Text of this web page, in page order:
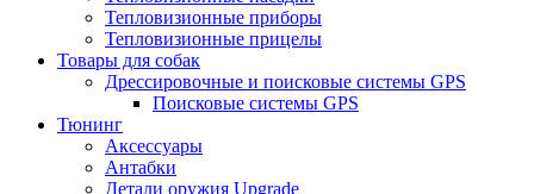
Тепловизионные приборы
Тепловизионные прицелы
Товары для собак
Дрессировочные и поисковые системы GPS
Поисковые системы GPS
Тюнинг
Аксессуары
Антабки
Детали оружия Upgrade